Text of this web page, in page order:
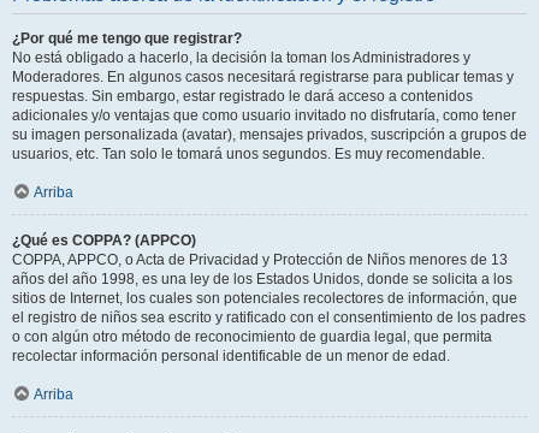
¿Por qué me tengo que registrar?
No está obligado a hacerlo, la decisión la toman los Administradores y
Moderadores. En algunos casos necesitará registrarse para publicar temas y
respuestas. Sin embargo, estar registrado le dará acceso a contenidos
adicionales y/o ventajas que como usuario invitado no disfrutaría, como tener
su imagen personalizada (avatar), mensajes privados, suscripción a grupos de
usuarios, etc. Tan solo le tomará unos segundos. Es muy recomendable.
Arriba
¿Qué es COPPA? (APPCO)
COPPA, APPCO, o Acta de Privacidad y Protección de Niños menores de 13
años del año 1998, es una ley de los Estados Unidos, donde se solicita a los
sitios de Internet, los cuales son potenciales recolectores de información, que
el registro de niños sea escrito y ratificado con el consentimiento de los padres
o con algún otro método de reconocimiento de guardia legal, que permita
recolectar información personal identificable de un menor de edad.
Arriba